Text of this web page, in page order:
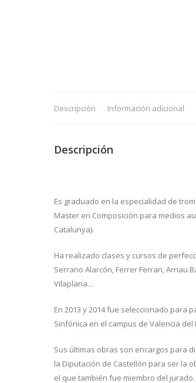
Descripción Información adicional
Descripción
Es graduado en la especialidad de
Master en Composición para medios
Catalunya).
Ha realizado clases y cursos de
Serrano Alarcón, Ferrer Ferran, Arnau
Vilaplana…
En 2013 y 2014 fue seleccionado para
Sinfónica en el campus de Valencia
Sus últimas obras son encargos para
la Diputación de Castellón para ser la
el que también fue miembro del jurado.